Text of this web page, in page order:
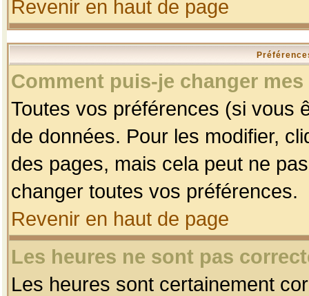
Revenir en haut de page
Comment puis-je changer
Toutes vos préférences (si vous
de données. Pour les modifier,
des pages, mais cela peut ne
changer toutes vos préférences.
Revenir en haut de page
Les heures ne sont pas
Les heures sont certainement